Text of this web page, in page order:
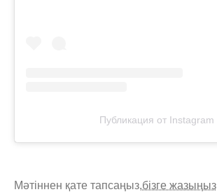
Публикация от Instagram
Мәтіннен қате тапсаңыз,бізге жазыңыз